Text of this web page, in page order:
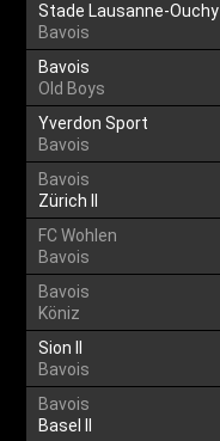
Stade Lausanne-Ouchy
Bavois
Bavois
Old Boys
Yverdon Sport
Bavois
Bavois
Zürich II
FC Wohlen
Bavois
Bavois
Köniz
Sion II
Bavois
Bavois
Basel II